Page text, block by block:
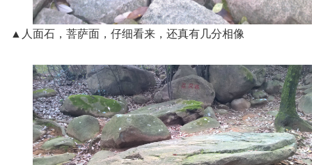
▲人面石，菩萨面，仔细看来，还真有几分相像